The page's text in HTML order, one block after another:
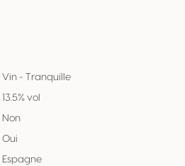
Vin - Tranquille
13.5% vol
Non
Oui
Espagne